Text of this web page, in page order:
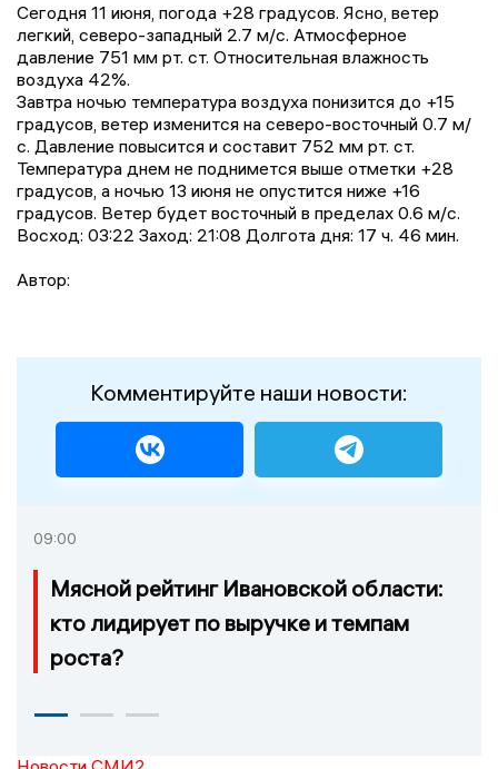
Сегодня 11 июня, погода +28 градусов. Ясно, ветер
легкий, северо-западный 2.7 м/с. Атмосферное
давление 751 мм рт. ст. Относительная влажность
воздуха 42%.
Завтра ночью температура воздуха понизится до +15
градусов, ветер изменится на северо-восточный 0.7 м/
с. Давление повысится и составит 752 мм рт. ст.
Температура днем не поднимется выше отметки +28
градусов, a ночью 13 июня не опустится ниже +16
градусов. Ветер будет восточный в пределах 0.6 м/с.
Восход: 03:22 Заход: 21:08 Долгота дня: 17 ч. 46 мин.
Автор:
Комментируйте наши новости:
09:00
Мясной рейтинг Ивановской области:
кто лидирует по выручке и темпам
роста?